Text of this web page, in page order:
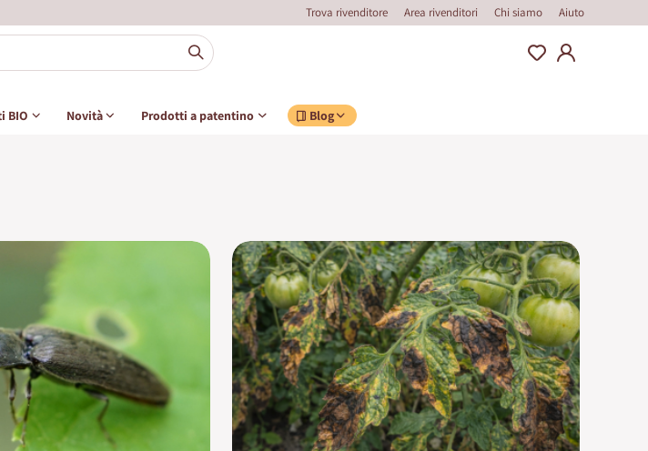
Trova rivenditore Area rivenditori Chi siamo Aiuto
BIO Novità Prodotti a patentino Blog